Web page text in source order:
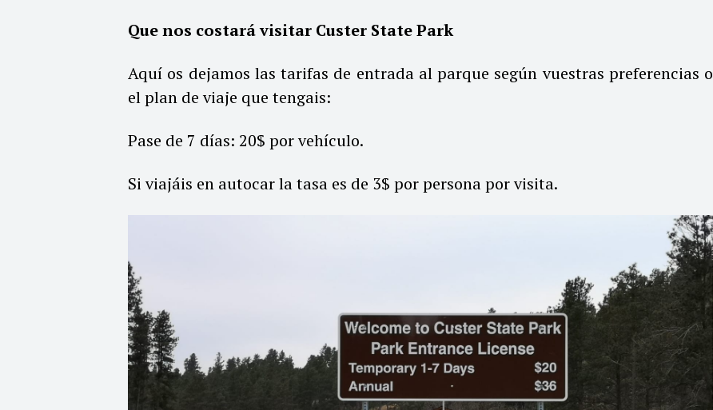
Que nos costará visitar Custer State Park
Aquí os dejamos las tarifas de entrada al parque según vuestras preferencias o
el plan de viaje que tengais:
Pase de 7 días: 20$ por vehículo.
Si viajáis en autocar la tasa es de 3$ por persona por visita.